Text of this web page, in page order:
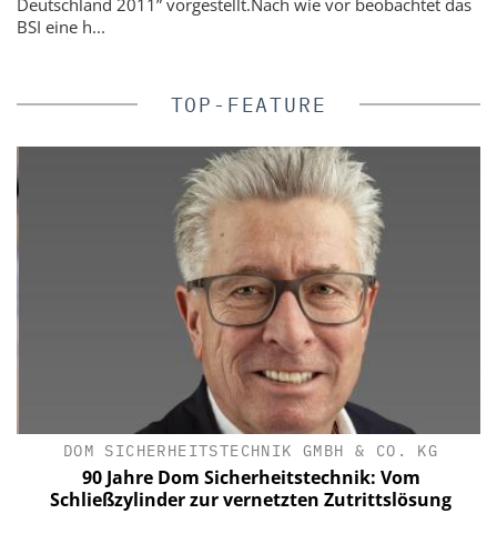
BSI eine h...
TOP-FEATURE
DOM SICHERHEITSTECHNIK GMBH & CO. KG
90 Jahre Dom Sicherheitstechnik: Vom
Schließzylinder zur vernetzten Zutrittslösung